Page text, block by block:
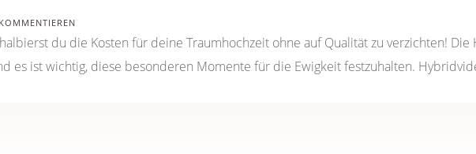
du die Kosten für deine Traumhochzeit ohne auf Qualität zu verzichten!
es ist wichtig, diese besonderen Momente für die Ewigkeit festzuhalten.